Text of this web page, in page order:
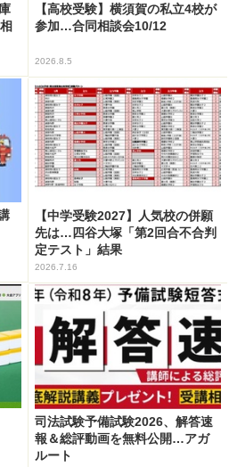
【高校受験】横須賀の私立4校が
参加…合同相談会10/12
2026.8.5
【中学受験2027】人気校の併願
先は…四谷大塚「第2回合不合判
定テスト」結果
2026.7.16
司法試験予備試験2026、解答速
報＆総評動画を無料公開…アガ
ルート